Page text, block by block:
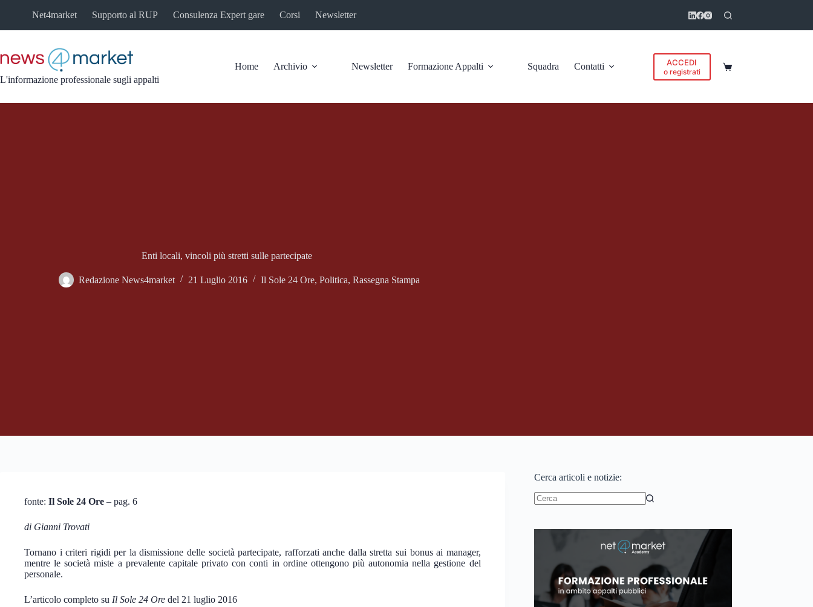
Net4market Supporto al RUP Consulenza Expert gare Corsi Newsletter
L'informazione professionale sugli appalti
Home Archivio Newsletter Formazione Appalti Squadra Contatti ACCEDI
o registrati Carrello
Enti locali, vincoli più stretti sulle partecipate
Redazione News4market 21 Luglio 2016 Il Sole 24 Ore, Politica, Rassegna Stampa
fonte: Il Sole 24 Ore – pag. 6
di Gianni Trovati
Tornano i criteri rigidi per la dismissione delle società partecipate, rafforzati anche dalla stretta sui bonus ai manager,
mentre le società miste a prevalente capitale privato con conti in ordine ottengono più autonomia nella gestione del
personale.
L’articolo completo su Il Sole 24 Ore del 21 luglio 2016
Cerca articoli e notizie: